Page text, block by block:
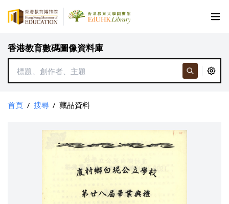
香港教育數碼圖像資料庫
首頁 / 搜尋 / 藏品資料